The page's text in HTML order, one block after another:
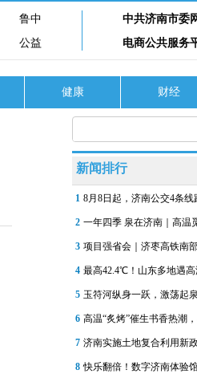
鲁中
公益
中共济南市委
电商公共服务
健康 财经
新闻排行
1 8月8日起，济南公交4条线
2 一年四季 泉在济南｜高温
3 项目强省会｜济枣高铁南
4 最高42.4℃！山东多地遇
5 玉符河纵身一跃，激荡起
6 高温“炙烤”催生书香热潮
7 济南实施土地复合利用新
8 快乐翻倍！数字济南体验